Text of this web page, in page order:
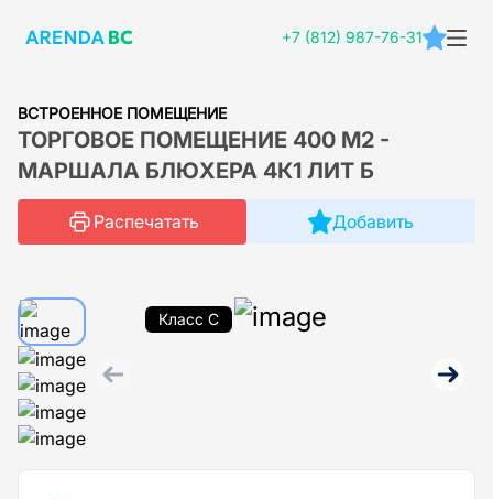
+7 (812) 987-76-31
ВСТРОЕННОЕ ПОМЕЩЕНИЕ
ТОРГОВОЕ ПОМЕЩЕНИЕ 400 М2 -
МАРШАЛА БЛЮХЕРА 4К1 ЛИТ Б
Распечатать Добавить
Класс C